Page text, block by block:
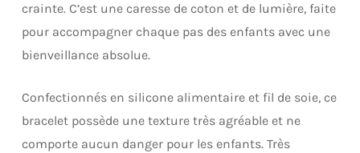
crainte. C’est une caresse de coton et de lumière, faite
pour accompagner chaque pas des enfants avec une
bienveillance absolue.
Confectionnés en silicone alimentaire et fil de soie, ce
bracelet possède une texture très agréable et ne
comporte aucun danger pour les enfants. Très